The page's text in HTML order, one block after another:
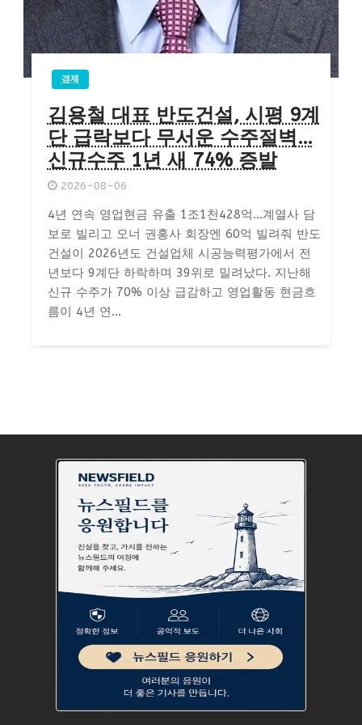
경제
김용철 대표 반도건설, 시평 9계
단 급락보다 무서운 수주절벽…
신규수주 1년 새 74% 증발
2026-08-06
4년 연속 영업현금 유출 1조1천428억…계열사 담
보로 빌리고 오너 권홍사 회장엔 60억 빌려줘 반도
건설이 2026년도 건설업체 시공능력평가에서 전
년보다 9계단 하락하며 39위로 밀려났다. 지난해
신규 수주가 70% 이상 급감하고 영업활동 현금흐
름이 4년 연...